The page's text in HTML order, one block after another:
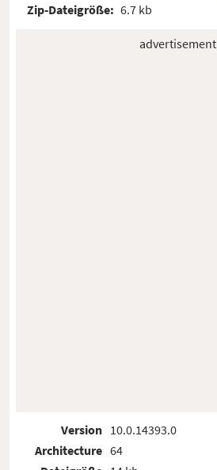
Zip-Dateigröße: 6.7 kb
advertisement
Version
Architecture
10.0.14393.0
64